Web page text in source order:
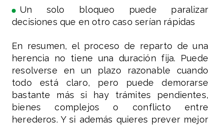
Un solo bloqueo puede paralizar
decisiones que en otro caso serían rápidas
En resumen, el proceso de reparto de una
herencia no tiene una duración fija. Puede
resolverse en un plazo razonable cuando
todo está claro, pero puede demorarse
bastante más si hay trámites pendientes,
bienes complejos o conflicto entre
herederos. Y si además quieres prever mejor